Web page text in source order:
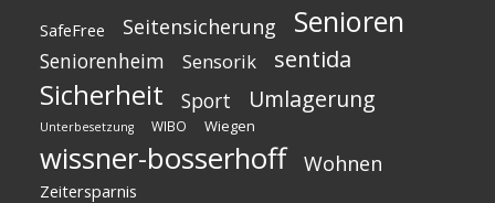
SafeFree Seitensicherung Senioren
Seniorenheim Sensorik sentida
Sicherheit Sport Umlagerung
Unterbesetzung WIBO Wiegen
wissner-bosserhoff Wohnen
Zeitersparnis